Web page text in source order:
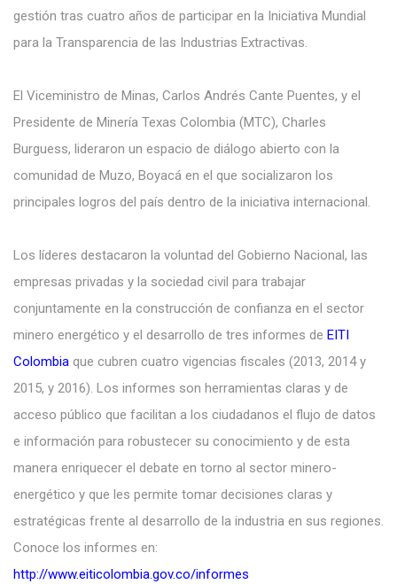
gestión tras cuatro años de participar en la Iniciativa Mundial
para la Transparencia de las Industrias Extractivas.
El Viceministro de Minas, Carlos Andrés Cante Puentes, y el
Presidente de Minería Texas Colombia (MTC), Charles
Burguess, lideraron un espacio de diálogo abierto con la
comunidad de Muzo, Boyacá en el que socializaron los
principales logros del país dentro de la iniciativa internacional.
Los líderes destacaron la voluntad del Gobierno Nacional, las
empresas privadas y la sociedad civil para trabajar
conjuntamente en la construcción de confianza en el sector
minero energético y el desarrollo de tres informes de EITI
Colombia que cubren cuatro vigencias fiscales (2013, 2014 y
2015, y 2016). Los informes son herramientas claras y de
acceso público que facilitan a los ciudadanos el flujo de datos
e información para robustecer su conocimiento y de esta
manera enriquecer el debate en torno al sector minero-
energético y que les permite tomar decisiones claras y
estratégicas frente al desarrollo de la industria en sus regiones.
Conoce los informes en:
http://www.eiticolombia.gov.co/informes